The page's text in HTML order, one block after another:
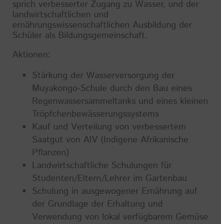
sprich verbesserter Zugang zu Wasser, und der
landwirtschaftlichen und
ernährungswissenschaftlichen Ausbildung der
Schüler als Bildungsgemeinschaft.
Aktionen:
Stärkung der Wasserversorgung der
Muyakongo-Schule durch den Bau eines
Regenwassersammeltanks und eines kleinen
Tröpfchenbewässerungssystems
Kauf und Verteilung von verbessertem
Saatgut von AIV (Indigene Afrikanische
Pflanzen)
Landwirtschaftliche Schulungen für
Studenten/Eltern/Lehrer im Gartenbau
Schulung in ausgewogener Ernährung auf
der Grundlage der Erhaltung und
Verwendung von lokal verfügbarem Gemüse